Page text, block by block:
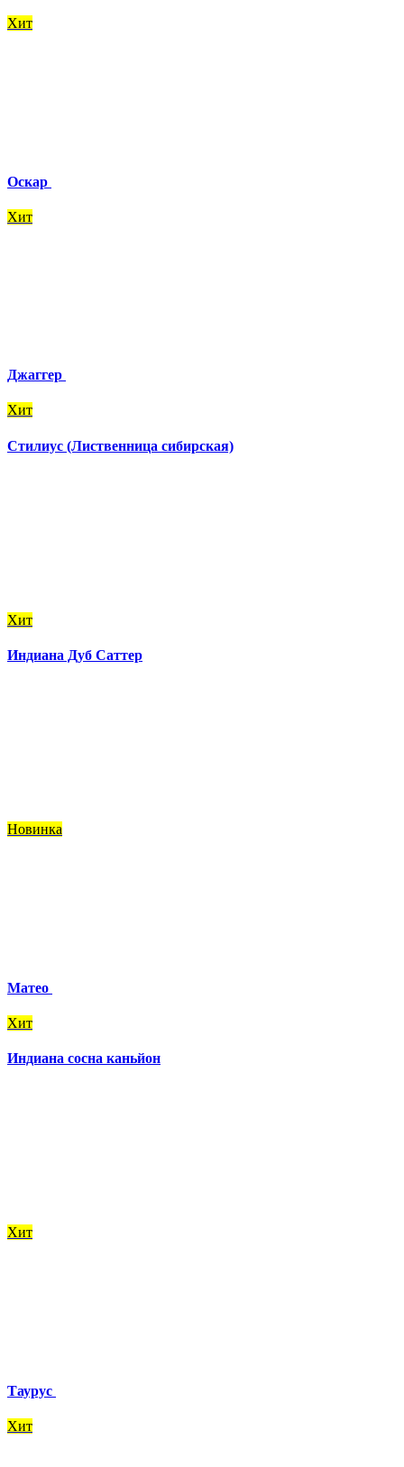
Хит
Оскар
Хит
Джаггер
Хит
Стилиус (Лиственница сибирская)
Хит
Индиана Дуб Саттер
Новинка
Матео
Хит
Индиана сосна каньйон
Хит
Таурус
Хит